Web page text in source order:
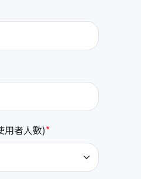
用者人數)